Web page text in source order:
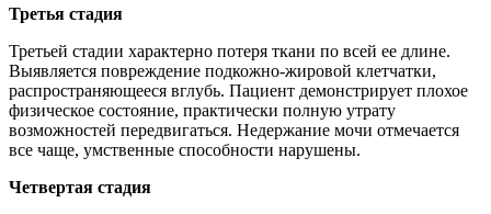
Третья стадия
Третьей стадии характерно потеря ткани по всей ее длине.
Выявляется повреждение подкожно-жировой клетчатки,
распространяющееся вглубь. Пациент демонстрирует плохое
физическое состояние, практически полную утрату
возможностей передвигаться. Недержание мочи отмечается
все чаще, умственные способности нарушены.
Четвертая стадия